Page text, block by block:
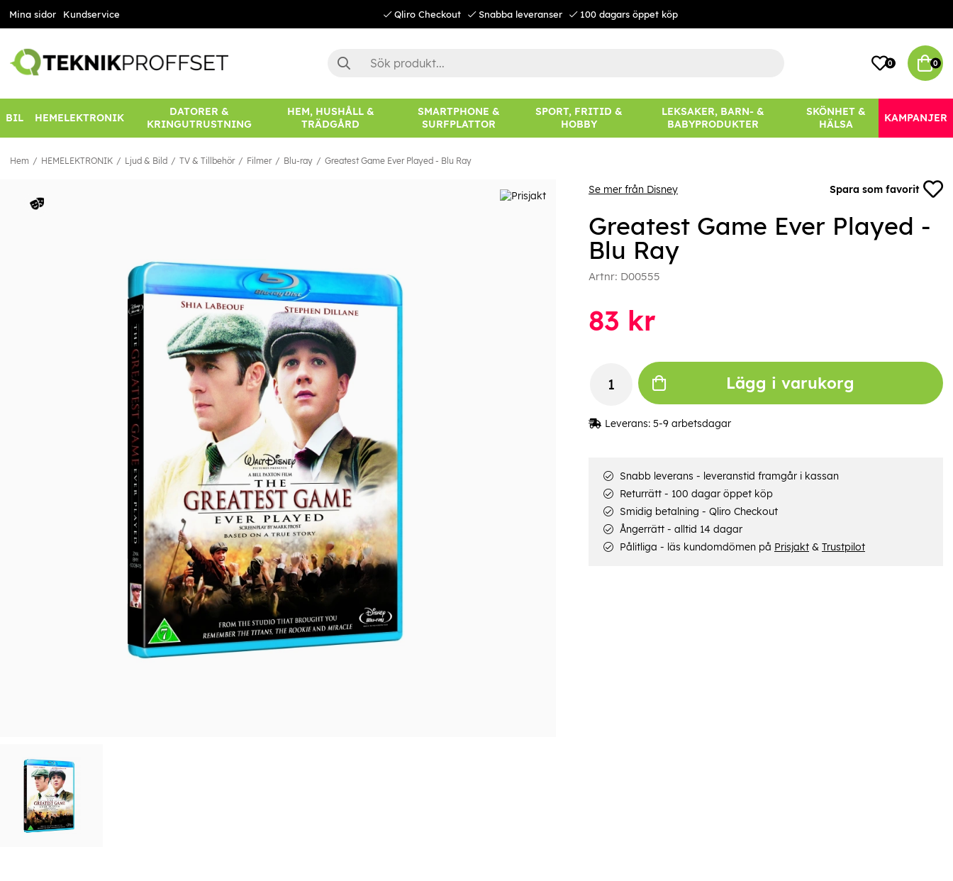
Mina sidor Kundservice Qliro Checkout Snabba leveranser 100 dagars öppet köp
0 0
BIL HEMELEKTRONIK
DATORER &
KRINGUTRUSTNING
HEM, HUSHÅLL &
TRÄDGÅRD
SMARTPHONE &
SURFPLATTOR
SPORT, FRITID &
HOBBY
LEKSAKER, BARN- &
BABYPRODUKTER
SKÖNHET &
HÄLSA
KAMPANJER
Hem HEMELEKTRONIK Ljud & Bild TV & Tillbehör Filmer Blu-ray Greatest Game Ever Played - Blu Ray
Se mer från Disney Spara som favorit
Greatest Game Ever Played -
Blu Ray
Artnr: D00555
83 kr
Lägg i varukorg
Leverans: 5-9 arbetsdagar
Snabb leverans - leveranstid framgår i kassan
Returrätt - 100 dagar öppet köp
Smidig betalning - Qliro Checkout
Ångerrätt - alltid 14 dagar
Pålitliga - läs kundomdömen på Prisjakt& Trustpilot